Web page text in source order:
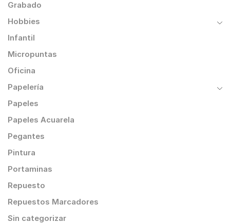
Grabado
Hobbies
Infantil
Micropuntas
Oficina
Papelería
Papeles
Papeles Acuarela
Pegantes
Pintura
Portaminas
Repuesto
Repuestos Marcadores
Sin categorizar